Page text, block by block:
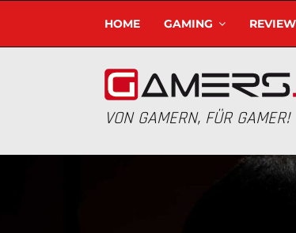
HOME GAMING
VON GAMERN, FÜR GAMER!